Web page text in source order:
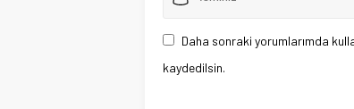
Daha sonraki yorumlarımda
kaydedilsin.